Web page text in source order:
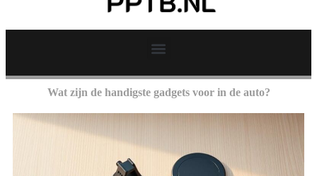
Wat zijn de handigste gadgets voor in de auto?